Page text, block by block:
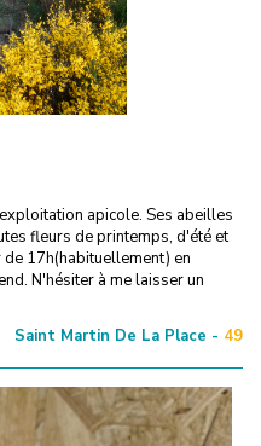
apicole. Ses abeilles
fleurs de printemps, d'été et
17h(habituellement) en
N'hésiter à me laisser un
Saint Martin De La Place - 49